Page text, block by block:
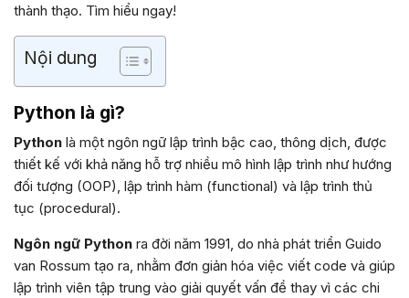
thành thạo. Tìm hiểu ngay!
Nội dung
Python là gì?
Python là một ngôn ngữ lập trình bậc cao, thông dịch, được
thiết kế với khả năng hỗ trợ nhiều mô hình lập trình như hướng
đối tượng (OOP), lập trình hàm (functional) và lập trình thủ
tục (procedural).
Ngôn ngữ Python ra đời năm 1991, do nhà phát triển Guido
van Rossum tạo ra, nhằm đơn giản hóa việc viết code và giúp
lập trình viên tập trung vào giải quyết vấn đề thay vì các chi